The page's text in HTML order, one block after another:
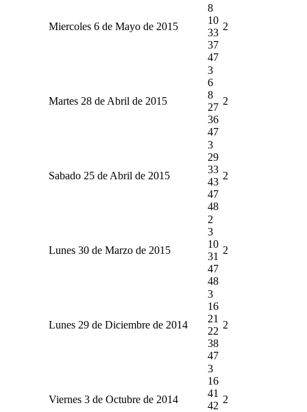
Miercoles 6 de Mayo de 2015
8
10
33
37
47
2
Martes 28 de Abril de 2015
3
6
8
27
36
47
2
Sabado 25 de Abril de 2015
3
29
33
43
47
48
2
Lunes 30 de Marzo de 2015
2
3
10
31
47
48
2
Lunes 29 de Diciembre de 2014
3
16
21
22
38
47
2
Viernes 3 de Octubre de 2014
3
16
41
42
2